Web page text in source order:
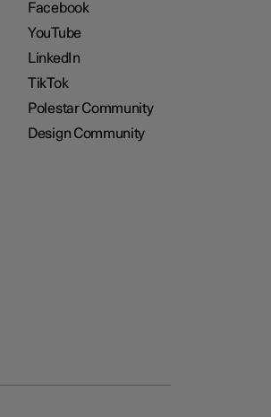
Facebook
YouTube
LinkedIn
TikTok
Polestar Community
Design Community